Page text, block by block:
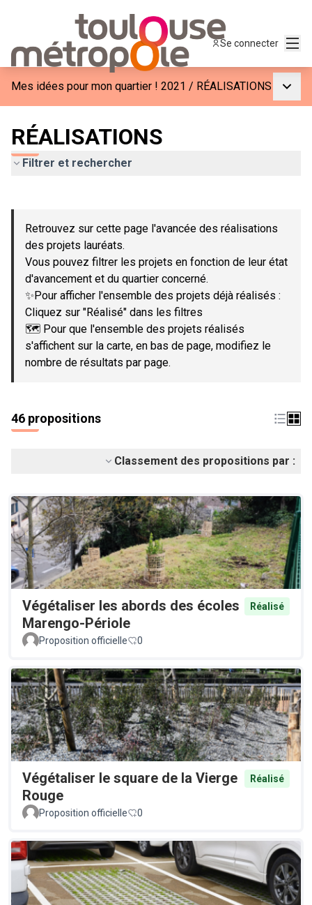
Se connecter
Mes idées pour mon quartier ! 2021 / RÉALISATIONS
RÉALISATIONS
Filtrer et rechercher
−
Retrouvez sur cette page l'avancée des réalisations
des projets lauréats.
Vous pouvez filtrer les projets en fonction de leur état
d'avancement et du quartier concerné.
✨Pour afficher l'ensemble des projets déjà réalisés :
Cliquez sur "Réalisé" dans les filtres
🗺️ Pour que l'ensemble des projets réalisés
s'affichent sur la carte, en bas de page, modifiez le
nombre de résultats par page.
46 propositions
Classement des propositions par :
Végétaliser les abords des écoles
Marengo-Périole
Réalisé
Proposition officielle 0
Végétaliser le square de la Vierge
Rouge
Réalisé
Proposition officielle 0